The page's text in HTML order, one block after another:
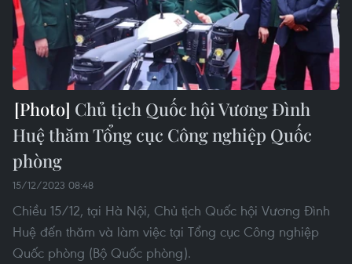
Chủ tịch Quốc hội Vương Đình
Huệ thăm Tổng cục Công nghiệp Quốc
phòng
15/12/2023 08:48
Chiều 15/12, tại Hà Nội, Chủ tịch Quốc hội Vương Đình
Huệ đến thăm và làm việc tại Tổng cục Công nghiệp
Quốc phòng (Bộ Quốc phòng).